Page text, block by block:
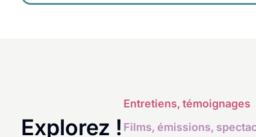
Explorez !
Entretiens, témoignages
Films, émissions,